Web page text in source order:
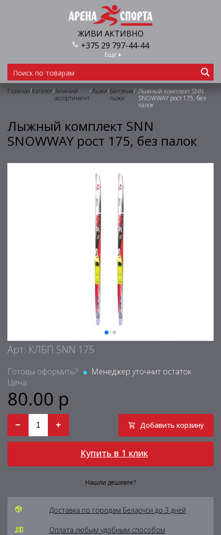
ЖИВИ АКТИВНО
+375 29 797-44-44
Еще
Главная/Каталог/Зимний
ассортимент
/Лыжи/Беговые
лыжи
/ Лыжный комплект SNN
SNOWWAY рост 175, без
палок
Лыжный комплект SNN
SNOWWAY рост 175, без палок
Арт: КЛБП SNN 175
Готовы оформить?:
Менеджер уточнит остаток
Цена:
80.00 р
− + Добавить корзину
Купить в 1 клик
Нашли дешевле?
Доставка по городам Беларуси до 3 дней
Оплата любым удобным способом